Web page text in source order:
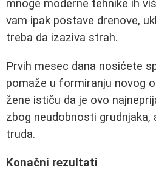
mnoge moderne tehnike ih
vam ipak postave drenove,
treba da izaziva strah.
Prvih mesec dana nosićete
pomaže u formiranju novog
žene ističu da je ovo
zbog neudobnosti grudnjaka,
truda.
Konačni rezultati